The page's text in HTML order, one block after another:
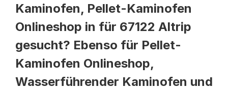
Kaminofen, Pellet-Kaminofen
Onlineshop in für 67122 Altrip
gesucht? Ebenso für Pellet-
Kaminofen Onlineshop,
Wasserführender Kaminofen und